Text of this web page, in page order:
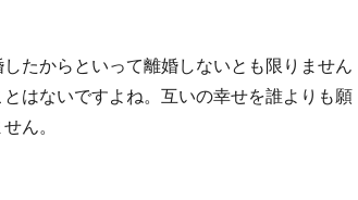
たからといって離婚しないとも限りません
はないですよね。互いの幸せを誰よりも願
ん。